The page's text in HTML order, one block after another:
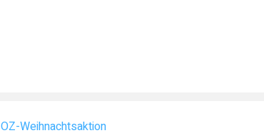
OZ-Weihnachtsaktion